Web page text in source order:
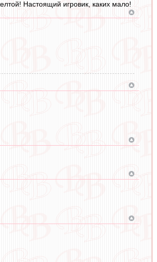
Настоящий игровик, каких мало!